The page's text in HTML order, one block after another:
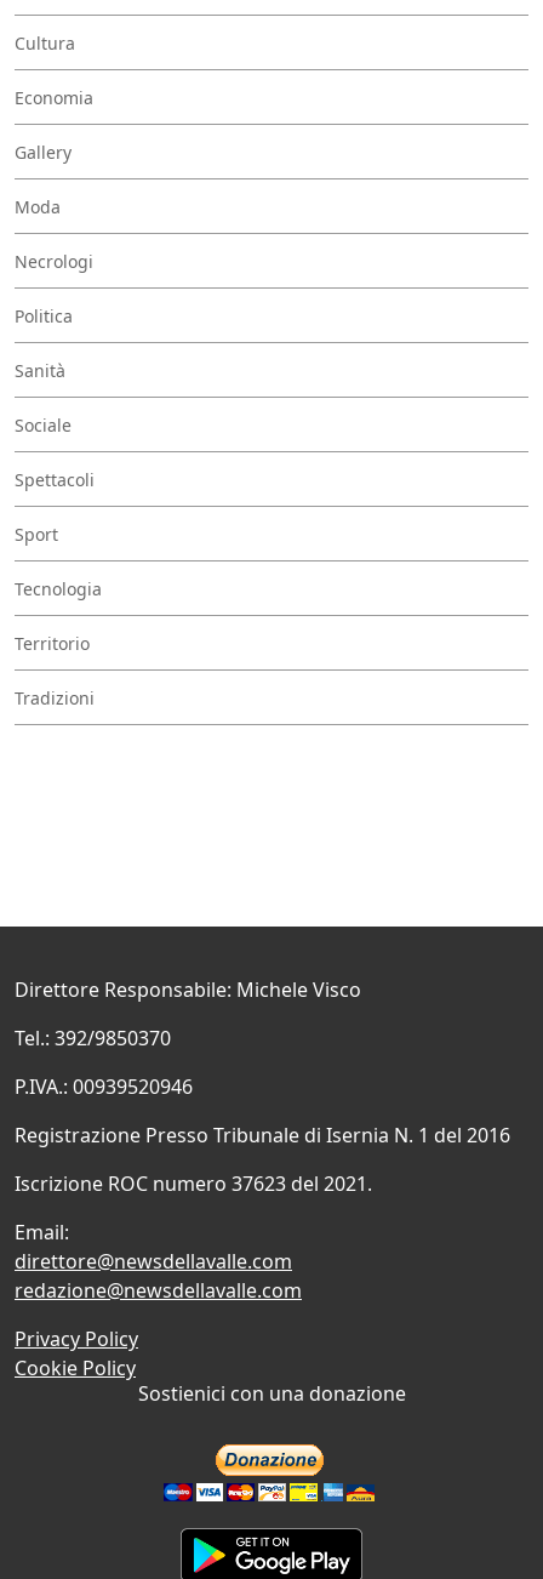
Cultura
Economia
Gallery
Moda
Necrologi
Politica
Sanità
Sociale
Spettacoli
Sport
Tecnologia
Territorio
Tradizioni
Direttore Responsabile: Michele Visco
Tel.: 392/9850370
P.IVA.: 00939520946
Registrazione Presso Tribunale di Isernia N. 1 del 2016
Iscrizione ROC numero 37623 del 2021.
Email:
direttore@newsdellavalle.com
redazione@newsdellavalle.com
Privacy Policy
Cookie Policy
Sostienici con una donazione